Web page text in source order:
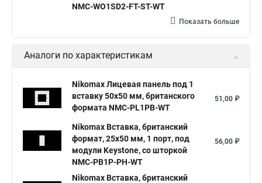
NMC-WO1SD2-FT-ST-WT
Показать больше
Аналоги по характеристикам
Nikomax Лицевая панель под 1
вставку 50х50 мм, британского
формата NMC-PL1PB-WT
51,00 ₽
Nikomax Вставка, британский
формат, 25x50 мм, 1 порт, под
модули Keystone, со шторкой
NMC-PB1P-PH-WT
56,00 ₽
Nikomax Вставка, британский